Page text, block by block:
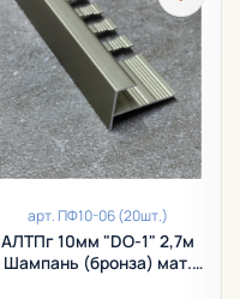
арт.ПФ10-06 (20шт.)
АЛТПг 10мм "DO-1" 2,7м
Шампань (бронза) мат.